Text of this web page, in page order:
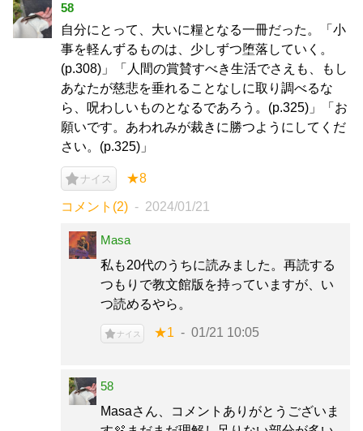
58
自分にとって、大いに糧となる一冊だった。「小
事を軽んずるものは、少しずつ堕落していく。
(p.308)」「人間の賞賛すべき生活でさえも、もし
あなたが慈悲を垂れることなしに取り調べるな
ら、呪わしいものとなるであろう。(p.325)」「お
願いです。あわれみが裁きに勝つようにしてくだ
さい。(p.325)」
ナイス ★8
コメント(2) 2024/01/21
Masa
私も20代のうちに読みました。再読する
つもりで教文館版を持っていますが、い
つ読めるやら。
ナイス ★1 01/21 10:05
58
Masaさん、コメントありがとうございま